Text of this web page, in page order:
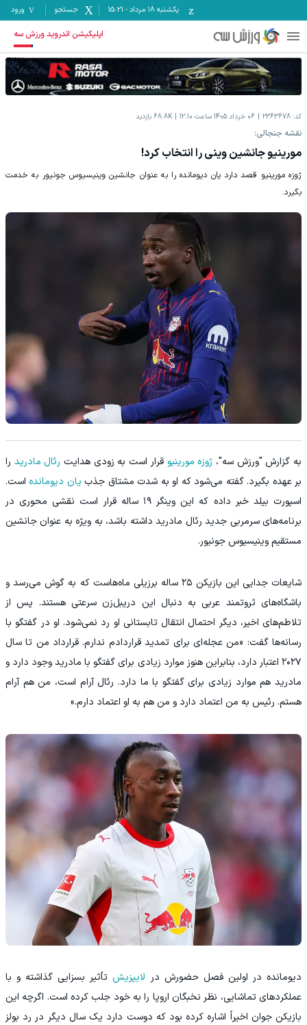
یکشنبه ۱۸ مرداد -
15:21 جستجو ورود
اپلیکیشن اندروید ورزش سه
کد: 2363678 06 خرداد 1405 ساعت 12:10 68.8K بازدید
نقشه جنجالی:
مورینیو جانشین وینی را انتخاب کرد!
ژوزه مورینیو قصد دارد یان دیومانده را به عنوان جانشین وینیسیوس جونیور به خدمت
بگیرد.
به گزارش "ورزش سه"، ژوزه مورینیو قرار است به زودی هدایت رئال مادرید را
بر عهده بگیرد. گفته می‌شود که او به شدت مشتاق جذب یان دیومانده است.
اسپورت بیلد خبر داده که این وینگر ۱۹ ساله قرار است نقشی محوری در
برنامه‌های سرمربی جدید رئال مادرید داشته باشد، به‌ ویژه به عنوان جانشین
مستقیم وینیسیوس جونیور.
شایعات جدایی این بازیکن ۲۵ ساله برزیلی ماه‌هاست که به گوش می‌رسد و
باشگاه‌های ثروتمند عربی به دنبال این دریبل‌زن سرعتی هستند. پس از
تلاطم‌های اخیر، دیگر احتمال انتقال تابستانی او رد نمی‌شود. او در گفتگو با
رسانه‌ها گفت: «من عجله‌ای برای تمدید قراردادم ندارم. قرارداد من تا سال
۲۰۲۷ اعتبار دارد، بنابراین هنوز موارد زیادی برای گفتگو با مادرید وجود دارد و
مادرید هم موارد زیادی برای گفتگو با ما دارد. رئال آرام است، من هم آرام
هستم. رئیس به من اعتماد دارد و من هم به او اعتماد دارم.»
دیومانده در اولین فصل حضورش در لایپزیش تأثیر بسزایی گذاشته و با
عملکردهای تماشایی، نظر نخبگان اروپا را به خود جلب کرده است. اگرچه این
بازیکن جوان اخیراً اشاره کرده بود که دوست دارد یک سال دیگر در رد بولز